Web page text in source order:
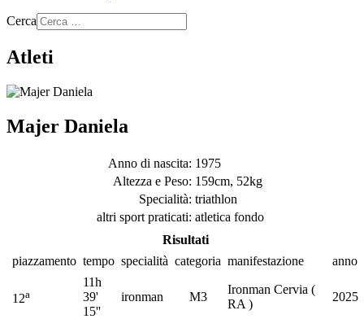
Cerca
Atleti
Majer Daniela
Anno di nascita: 1975
Altezza e Peso: 159cm, 52kg
Specialità: triathlon
altri sport praticati: atletica fondo
Risultati
piazzamento tempo specialità categoria manifestazione anno
12a
11h
39'
15''
ironman M3
Ironman Cervia (
RA )
2025